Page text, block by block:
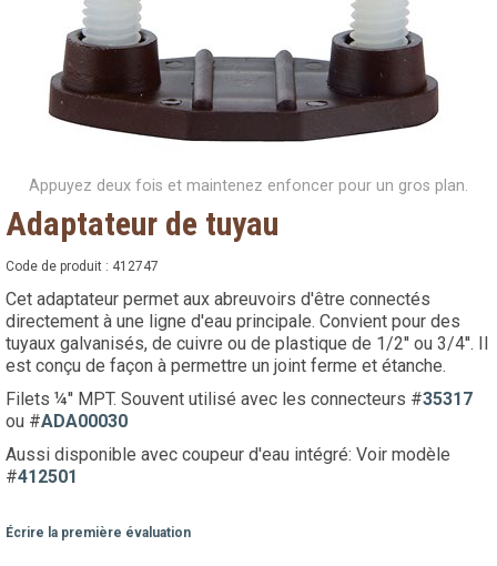
Appuyez deux fois et maintenez enfoncer pour un gros plan.
Adaptateur de tuyau
Code de produit : 412747
Cet adaptateur permet aux abreuvoirs d'être connectés
directement à une ligne d'eau principale. Convient pour des
tuyaux galvanisés, de cuivre ou de plastique de 1/2'' ou 3/4''. Il
est conçu de façon à permettre un joint ferme et étanche.
Filets ¼'' MPT. Souvent utilisé avec les connecteurs #35317
ou #ADA00030
Aussi disponible avec coupeur d'eau intégré: Voir modèle
#412501
Écrire la première évaluation